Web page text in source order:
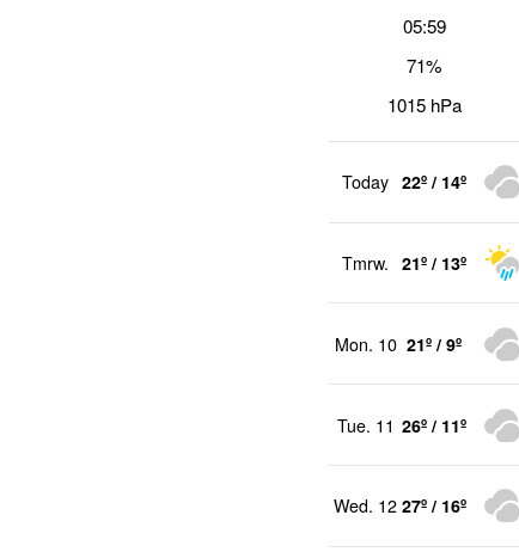
05:59
71%
1015 hPa
Today 22º / 14º
Tmrw. 21º / 13º
Mon. 10 21º / 9º
Tue. 11 26º / 11º
Wed. 12 27º / 16º